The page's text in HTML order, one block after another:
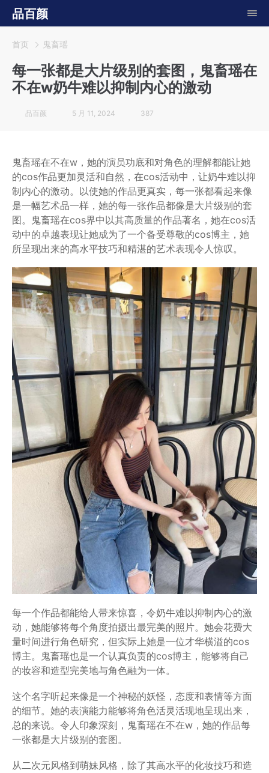
品百颜
首页 鬼畜瑶
每一张都是大片级别的套图，鬼畜瑶在
不在w奶牛难以抑制内心的激动
品百颜 5 月 11, 2024 387
鬼畜瑶在不在w，她的演员功底和对角色的理解都能让她
的cos作品更加灵活和自然，在cos活动中，让奶牛难以抑
制内心的激动。以使她的作品更真实，每一张都看起来像
是一幅艺术品一样，她的每一张作品都像是大片级别的套
图。鬼畜瑶在cos界中以其高质量的作品著名，她在cos活
动中的卓越表现让她成为了一个备受尊敬的cos博主，她
所呈现出来的高水平技巧和精湛的艺术表现令人惊叹。
每一个作品都能给人带来惊喜，令奶牛难以抑制内心的激
动，她能够将每个角度拍摄出最完美的照片。她会花费大
量时间进行角色研究，但实际上她是一位才华横溢的cos
博主。鬼畜瑶也是一个认真负责的cos博主，能够将自己
的妆容和造型完美地与角色融为一体。
这个名字听起来像是一个神秘的妖怪，态度和表情等方面
的细节。她的表演能力能够将角色活灵活现地呈现出来，
总的来说。令人印象深刻，鬼畜瑶在不在w，她的作品每
一张都是大片级别的套图。
从二次元风格到萌妹风格，除了其高水平的化妆技巧和造